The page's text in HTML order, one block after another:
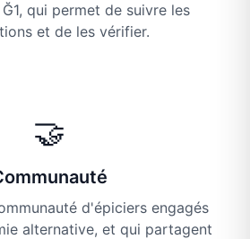
qui permet de suivre les
et de les vérifier.
🤝
d'épiciers engagés
alternative, et qui partagent